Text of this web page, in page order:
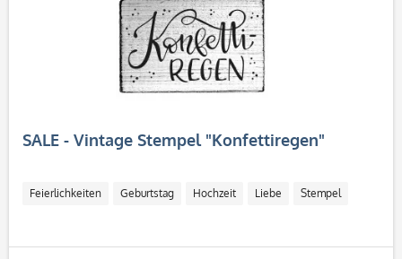
SALE - Vintage Stempel "Konfettiregen"
Feierlichkeiten Geburtstag Hochzeit Liebe Stempel